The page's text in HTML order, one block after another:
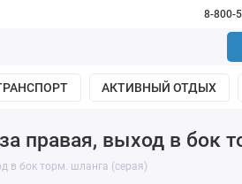
8-800-
АКТИВНЫЙ ОТДЫХ
правая, выход в бок
в бок торм. шланга (серая)